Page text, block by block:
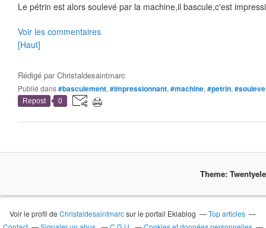
Le pétrin est alors soulevé par la machine,il bascule,c'est
Voir les commentaires
[Haut]
Rédigé parChristaldesaintmarc
Publié dans#basculement, #impressionnant, #machine, #petrin, #souleve
Repost 0
Theme:
Voir le profil deChristaldesaintmarcsur le portail Eklablog
Top articles